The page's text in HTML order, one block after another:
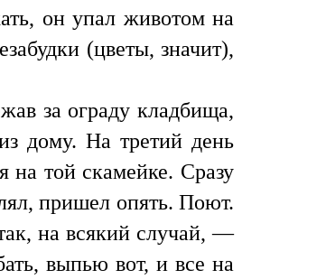
он упал животом на
(цветы, значит),
за ограду кладбища,
дому. На третий день
той скамейке. Сразу
пришел опять. Поют.
на всякий случай, —
выпью вот, и все на